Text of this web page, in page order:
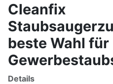
Cleanfix
beste Wahl für
Details